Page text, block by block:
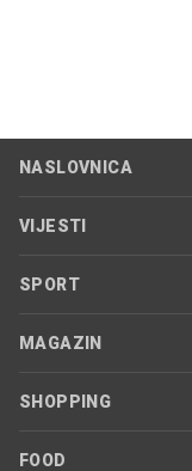
NASLOVNICA
VIJESTI
SPORT
MAGAZIN
SHOPPING
FOOD